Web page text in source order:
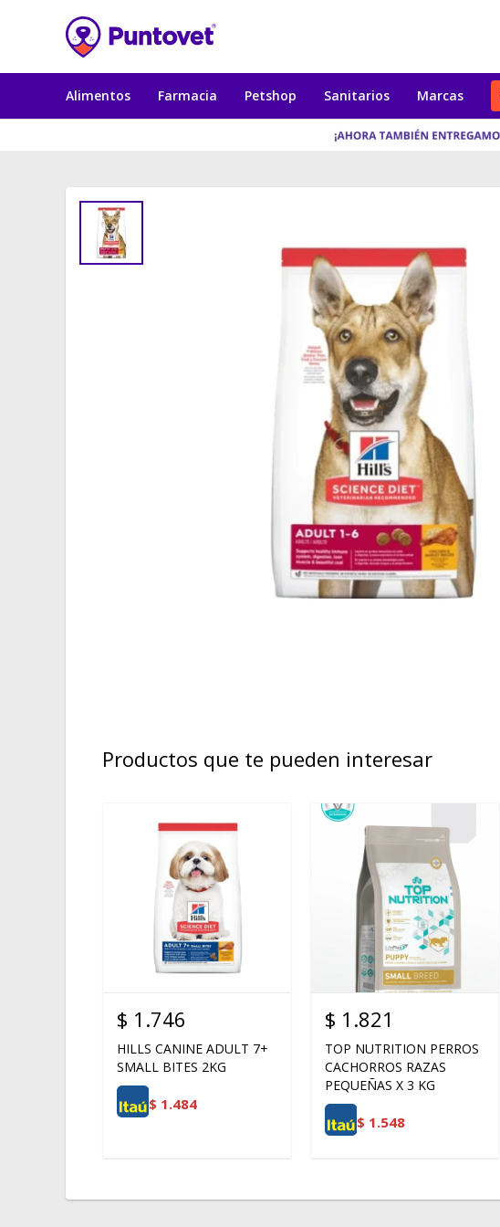
Alimentos Farmacia Petshop Sanitarios Marcas
Productos que te pueden interesar
$ 1.746
HILLS CANINE ADULT 7+
SMALL BITES 2KG
$ 1.484
$ 1.821
TOP NUTRITION PERROS
CACHORROS RAZAS
PEQUEÑAS X 3 KG
$ 1.548